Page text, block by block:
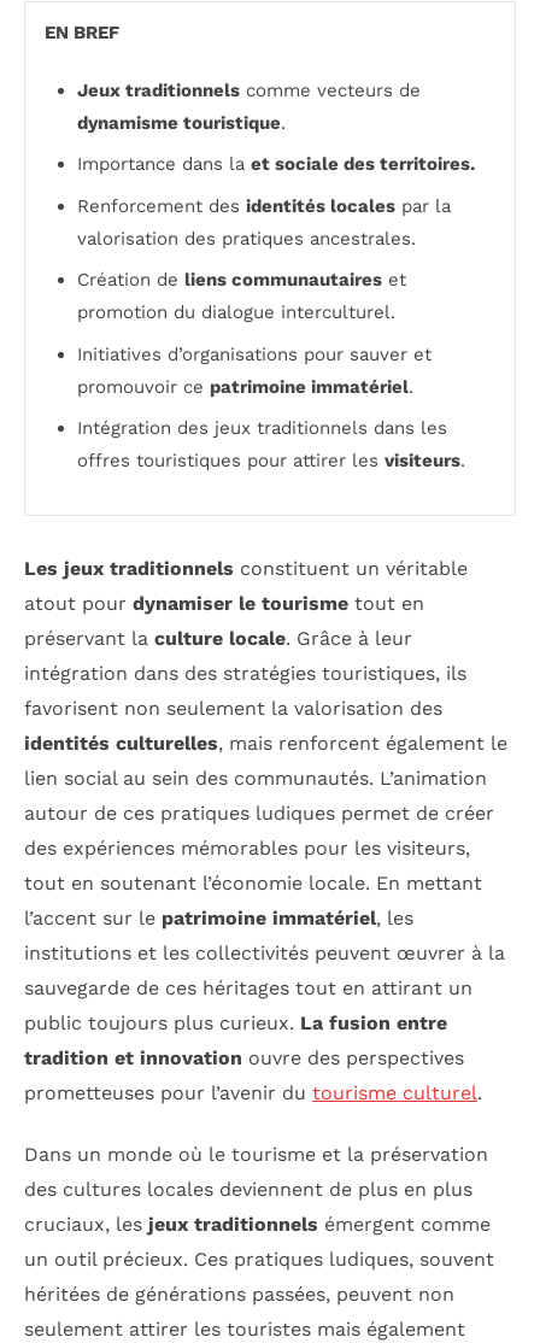
EN BREF
Jeux traditionnels comme vecteurs de
dynamisme touristique.
Importance dans la et sociale des territoires.
Renforcement des identités locales par la
valorisation des pratiques ancestrales.
Création de liens communautaires et
promotion du dialogue interculturel.
Initiatives d’organisations pour sauver et
promouvoir ce patrimoine immatériel.
Intégration des jeux traditionnels dans les
offres touristiques pour attirer les visiteurs.
Les jeux traditionnels constituent un véritable
atout pour dynamiser le tourisme tout en
préservant la culture locale. Grâce à leur
intégration dans des stratégies touristiques, ils
favorisent non seulement la valorisation des
identités culturelles, mais renforcent également le
lien social au sein des communautés. L’animation
autour de ces pratiques ludiques permet de créer
des expériences mémorables pour les visiteurs,
tout en soutenant l’économie locale. En mettant
l’accent sur le patrimoine immatériel, les
institutions et les collectivités peuvent œuvrer à la
sauvegarde de ces héritages tout en attirant un
public toujours plus curieux. La fusion entre
tradition et innovation ouvre des perspectives
prometteuses pour l’avenir du tourisme culturel.
Dans un monde où le tourisme et la préservation
des cultures locales deviennent de plus en plus
cruciaux, les jeux traditionnels émergent comme
un outil précieux. Ces pratiques ludiques, souvent
héritées de générations passées, peuvent non
seulement attirer les touristes mais également